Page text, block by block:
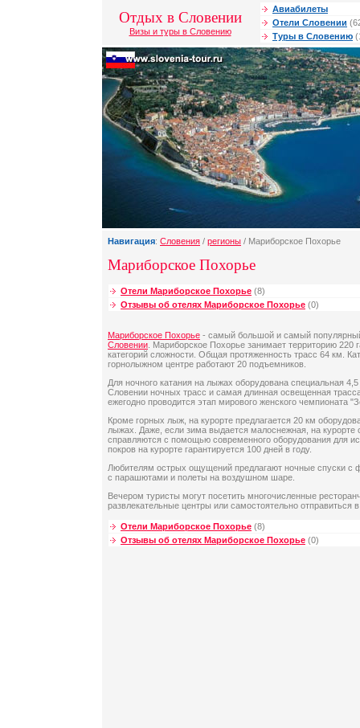
Отдых в Словении
Визы и туры в Словению
Авиабилеты
Отели Словении
Туры в Словению
Навигация: Словения / регионы / Мариборское Похорье
Мариборское Похорье
Отели Мариборское Похорье (8)
Отзывы об отелях Мариборское Похорье (0)
Мариборское Похорье - cамый большой и самый
Словении. Мариборское Похорье занимает территорию 220
категорий сложности. Общая протяженность трасс 64 км.
горнолыжном центре работают 20 подъемников.
Для ночного катания на лыжах оборудована специальная
Словении ночных трасс и самая длинная освещенная
ежегодно проводится этап мирового женского чемпионата
Кроме горных лыж, на курорте предлагается 20 км
лыжах. Даже, если зима выдается малоснежная, на курорте
справляются с помощью современного оборудования для
покров на курорте гарантируется 100 дней в году.
Любителям острых ощущений предлагают ночные спуски с
с парашютами и полеты на воздушном шаре.
Вечером туристы могут посетить многочисленные
развлекательные центры или самостоятельно отправиться
Отели Мариборское Похорье (8)
Отзывы об отелях Мариборское Похорье (0)